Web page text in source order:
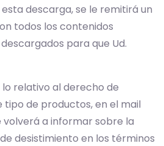
descarga, se le remitirá un
todos los contenidos
para que Ud.
relativo al derecho de
de productos, en el mail
volverá a informar sobre la
desistimiento en los términos